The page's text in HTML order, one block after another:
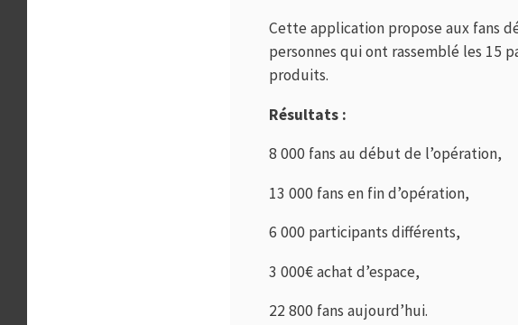
Cette application propose aux fans
personnes qui ont rassemblé les 15
produits.
Résultats :
8 000 fans au début de l’opération,
13 000 fans en fin d’opération,
6 000 participants différents,
3 000€ achat d’espace,
22 800 fans aujourd’hui.